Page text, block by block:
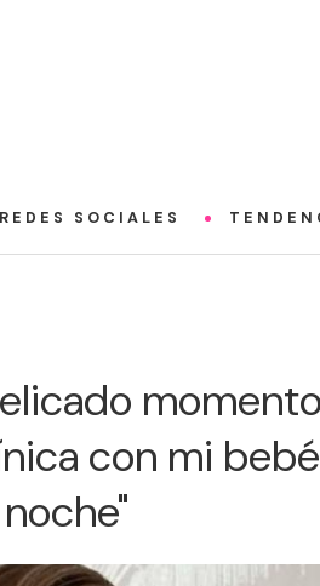
REDES SOCIALES
con mi